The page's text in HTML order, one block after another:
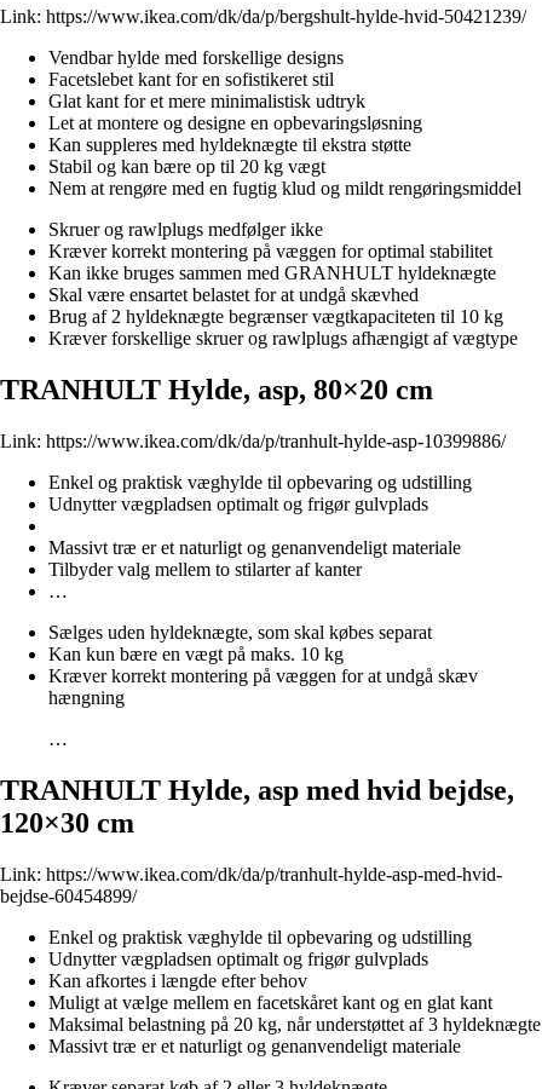
Link: https://www.ikea.com/dk/da/p/bergshult-hylde-hvid-50421239/
Vendbar hylde med forskellige designs
Facetslebet kant for en sofistikeret stil
Glat kant for et mere minimalistisk udtryk
Let at montere og designe en opbevaringsløsning
Kan suppleres med hyldeknægte til ekstra støtte
Stabil og kan bære op til 20 kg vægt
Nem at rengøre med en fugtig klud og mildt rengøringsmiddel
Skruer og rawlplugs medfølger ikke
Kræver korrekt montering på væggen for optimal stabilitet
Kan ikke bruges sammen med GRANHULT hyldeknægte
Skal være ensartet belastet for at undgå skævhed
Brug af 2 hyldeknægte begrænser vægtkapaciteten til 10 kg
Kræver forskellige skruer og rawlplugs afhængigt af vægtype
TRANHULT Hylde, asp, 80×20 cm
Link: https://www.ikea.com/dk/da/p/tranhult-hylde-asp-10399886/
Enkel og praktisk væghylde til opbevaring og udstilling
Udnytter vægpladsen optimalt og frigør gulvplads
Massivt træ er et naturligt og genanvendeligt materiale
Tilbyder valg mellem to stilarter af kanter
…
Sælges uden hyldeknægte, som skal købes separat
Kan kun bære en vægt på maks. 10 kg
Kræver korrekt montering på væggen for at undgå skæv
hængning
…
TRANHULT Hylde, asp med hvid bejdse,
120×30 cm
Link: https://www.ikea.com/dk/da/p/tranhult-hylde-asp-med-hvid-
bejdse-60454899/
Enkel og praktisk væghylde til opbevaring og udstilling
Udnytter vægpladsen optimalt og frigør gulvplads
Kan afkortes i længde efter behov
Muligt at vælge mellem en facetskåret kant og en glat kant
Maksimal belastning på 20 kg, når understøttet af 3 hyldeknægte
Massivt træ er et naturligt og genanvendeligt materiale